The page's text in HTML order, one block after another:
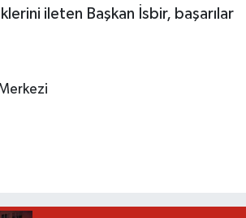
ileten Başkan İsbir, başarılar